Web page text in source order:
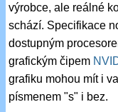
výrobce, ale reálné
schází. Specifikace
dostupným
grafickým čipem
grafiku mohou mít i
písmenem "s" i bez.